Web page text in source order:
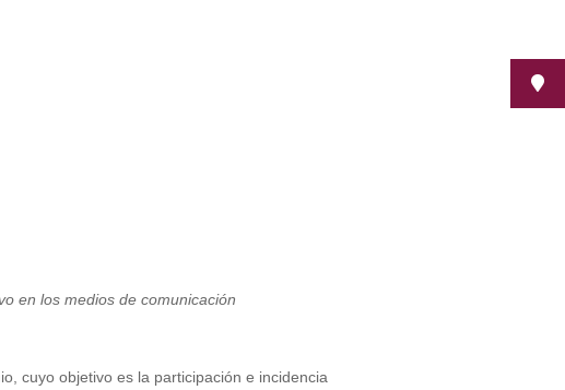
en los medios de comunicación
cuyo objetivo es la participación e incidencia